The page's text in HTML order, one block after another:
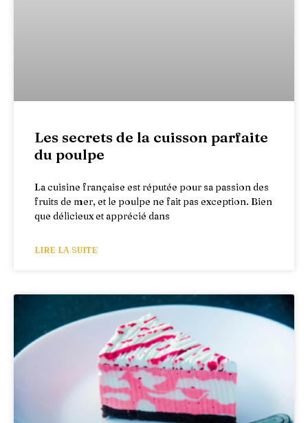
Les secrets de la cuisson parfaite
du poulpe
La cuisine française est réputée pour sa passion des
fruits de mer, et le poulpe ne fait pas exception. Bien
que délicieux et apprécié dans
LIRE LA SUITE